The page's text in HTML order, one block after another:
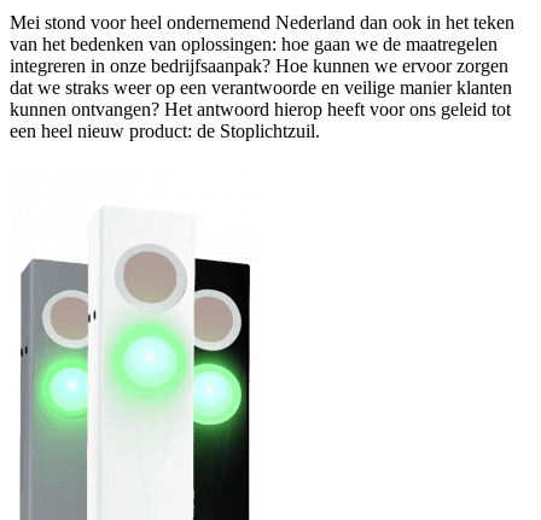
Mei stond voor heel ondernemend Nederland dan ook in het teken
van het bedenken van oplossingen: hoe gaan we de maatregelen
integreren in onze bedrijfsaanpak? Hoe kunnen we ervoor zorgen
dat we straks weer op een verantwoorde en veilige manier klanten
kunnen ontvangen? Het antwoord hierop heeft voor ons geleid tot
een heel nieuw product: de Stoplichtzuil.